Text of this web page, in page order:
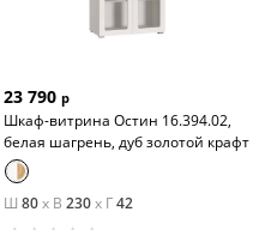
23 790 р
Шкаф-витрина Остин 16.394.02,
белая шагрень, дуб золотой крафт
Ш 80x В 230x Г42